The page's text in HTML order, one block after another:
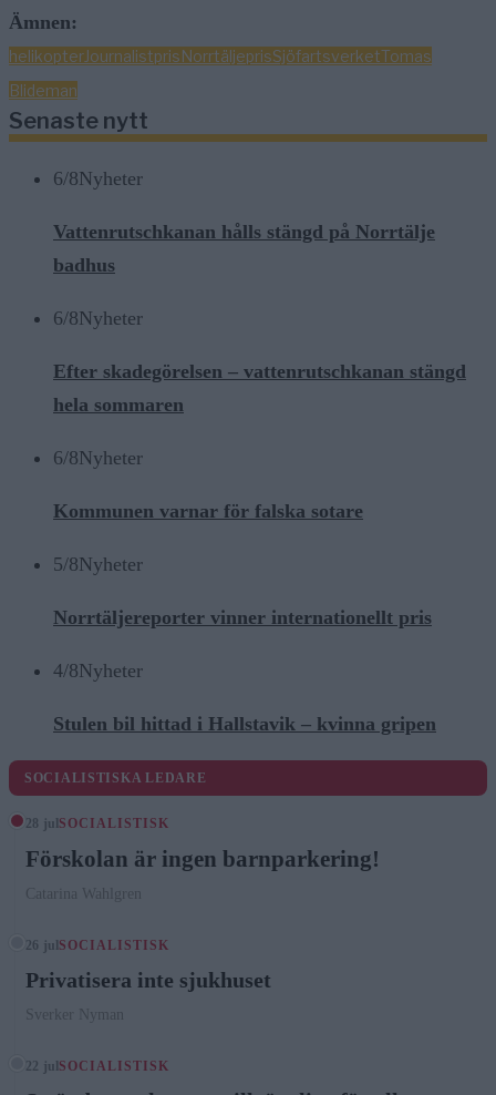
Ämnen:
helikopterJournalistprisNorrtäljeprisSjöfartsverketTomas
Blideman
Senaste nytt
6/8Nyheter
Vattenrutschkanan hålls stängd på Norrtälje
badhus
6/8Nyheter
Efter skadegörelsen – vattenrutschkanan stängd
hela sommaren
6/8Nyheter
Kommunen varnar för falska sotare
5/8Nyheter
Norrtäljereporter vinner internationellt pris
4/8Nyheter
Stulen bil hittad i Hallstavik – kvinna gripen
SOCIALISTISKA LEDARE
28 jul SOCIALISTISK
Förskolan är ingen barnparkering!
Catarina Wahlgren
26 jul SOCIALISTISK
Privatisera inte sjukhuset
Sverker Nyman
22 jul SOCIALISTISK